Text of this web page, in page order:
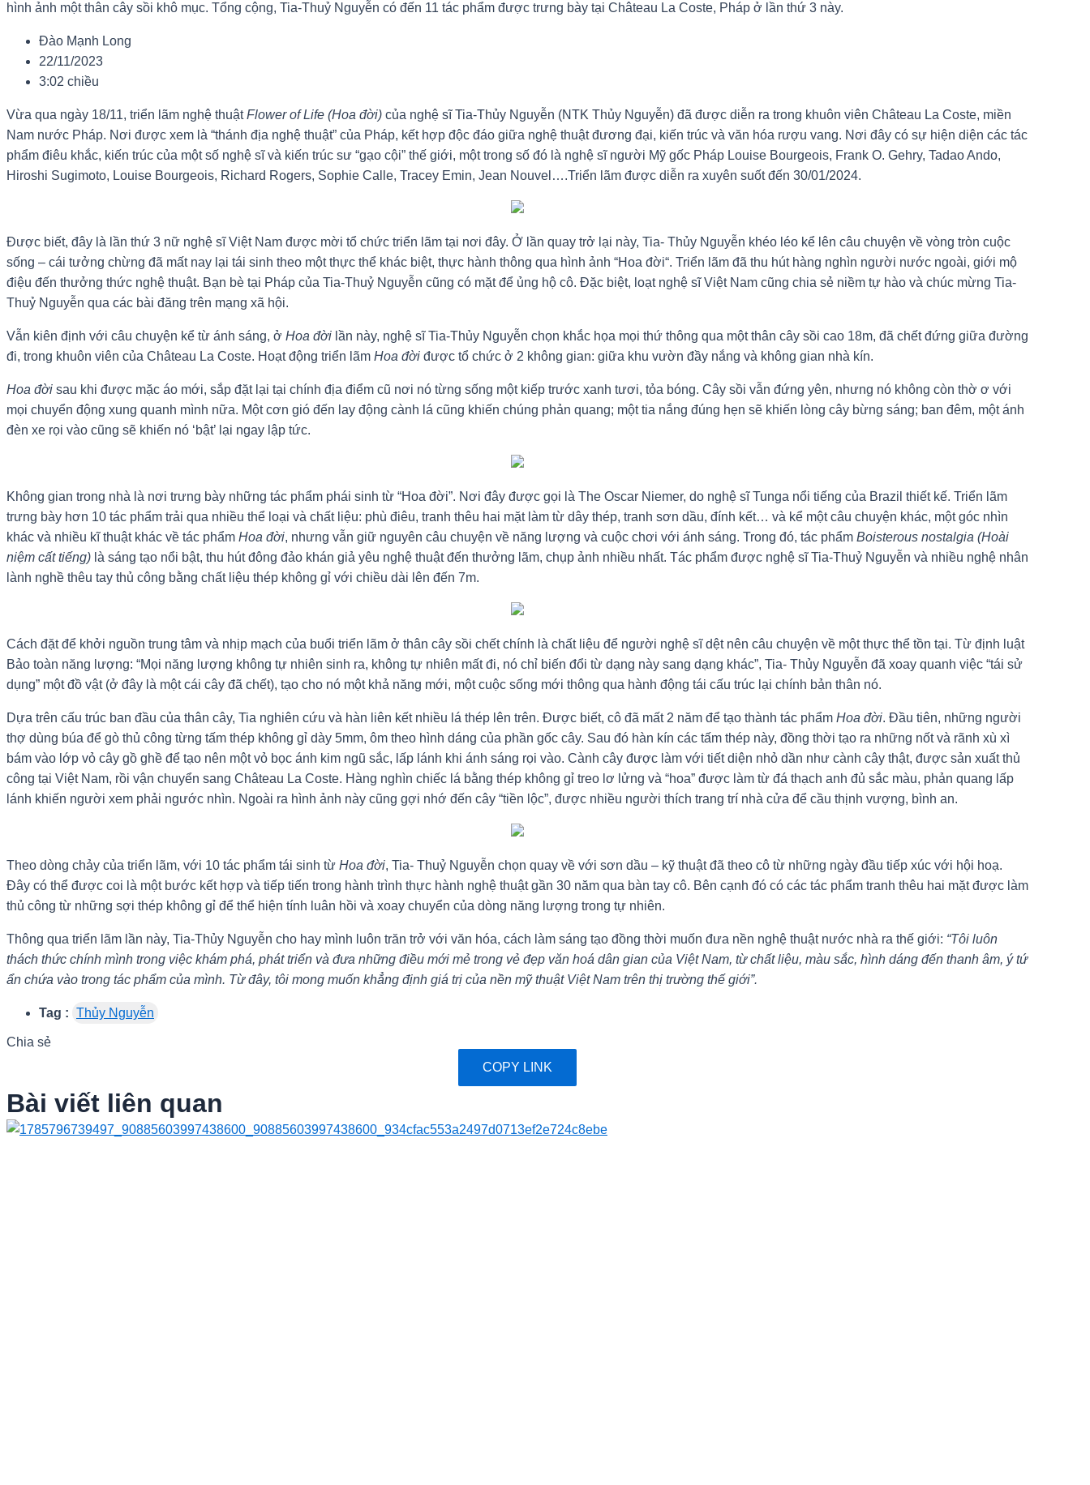
hình ảnh một thân cây sồi khô mục. Tổng cộng, Tia-Thuỷ Nguyễn có đến 11 tác phẩm được trưng bày tại Château La Coste, Pháp ở lần thứ 3 này.
Đào Mạnh Long
22/11/2023
3:02 chiều
Vừa qua ngày 18/11, triển lãm nghệ thuậtFlower of Life (Hoa đời) của nghệ sĩ Tia-Thủy Nguyễn (NTK Thủy Nguyễn) đã được diễn ra trong khuôn viên Château La Coste, miền
Nam nước Pháp. Nơi được xem là “thánh địa nghệ thuật” của Pháp, kết hợp độc đáo giữa nghệ thuật đương đại, kiến trúc và văn hóa rượu vang. Nơi đây có sự hiện diện các tác
phẩm điêu khắc, kiến trúc của một số nghệ sĩ và kiến trúc sư “gạo cội” thế giới, một trong số đó là nghệ sĩ người Mỹ gốc Pháp Louise Bourgeois, Frank O. Gehry, Tadao Ando,
Hiroshi Sugimoto, Louise Bourgeois, Richard Rogers, Sophie Calle, Tracey Emin, Jean Nouvel….Triển lãm được diễn ra xuyên suốt đến 30/01/2024.
Được biết, đây là lần thứ 3 nữ nghệ sĩ Việt Nam được mời tổ chức triển lãm tại nơi đây. Ở lần quay trở lại này, Tia- Thủy Nguyễn khéo léo kể lên câu chuyện về vòng tròn cuộc
sống – cái tưởng chừng đã mất nay lại tái sinh theo một thực thể khác biệt, thực hành thông qua hình ảnh “Hoa đời“. Triển lãm đã thu hút hàng nghìn người nước ngoài, giới mộ
điệu đến thưởng thức nghệ thuật. Bạn bè tại Pháp của Tia-Thuỷ Nguyễn cũng có mặt để ủng hộ cô. Đặc biệt, loạt nghệ sĩ Việt Nam cũng chia sẻ niềm tự hào và chúc mừng Tia-
Thuỷ Nguyễn qua các bài đăng trên mạng xã hội.
Vẫn kiên định với câu chuyện kể từ ánh sáng, ở Hoa đời lần này, nghệ sĩ Tia-Thủy Nguyễn chọn khắc họa mọi thứ thông qua một thân cây sồi cao 18m, đã chết đứng giữa đường
đi, trong khuôn viên của Château La Coste. Hoạt động triển lãm Hoa đời được tổ chức ở 2 không gian: giữa khu vườn đầy nắng và không gian nhà kín.
Hoa đời sau khi được mặc áo mới, sắp đặt lại tại chính địa điểm cũ nơi nó từng sống một kiếp trước xanh tươi, tỏa bóng. Cây sồi vẫn đứng yên, nhưng nó không còn thờ ơ với
mọi chuyển động xung quanh mình nữa. Một cơn gió đến lay động cành lá cũng khiến chúng phản quang; một tia nắng đúng hẹn sẽ khiến lòng cây bừng sáng; ban đêm, một ánh
đèn xe rọi vào cũng sẽ khiến nó ‘bật’ lại ngay lập tức.
Không gian trong nhà là nơi trưng bày những tác phẩm phái sinh từ “Hoa đời”. Nơi đây được gọi là The Oscar Niemer, do nghệ sĩ Tunga nổi tiếng của Brazil thiết kế. Triển lãm
trưng bày hơn 10 tác phẩm trải qua nhiều thể loại và chất liệu: phù điêu, tranh thêu hai mặt làm từ dây thép, tranh sơn dầu, đính kết… và kể một câu chuyện khác, một góc nhìn
khác và nhiều kĩ thuật khác về tác phẩm Hoa đời, nhưng vẫn giữ nguyên câu chuyện về năng lượng và cuộc chơi với ánh sáng. Trong đó, tác phẩm Boisterous nostalgia (Hoài
niệm cất tiếng) là sáng tạo nổi bật, thu hút đông đảo khán giả yêu nghệ thuật đến thưởng lãm, chụp ảnh nhiều nhất. Tác phẩm được nghệ sĩ Tia-Thuỷ Nguyễn và nhiều nghệ nhân
lành nghề thêu tay thủ công bằng chất liệu thép không gỉ với chiều dài lên đến 7m.
Cách đặt để khởi nguồn trung tâm và nhịp mạch của buổi triển lãm ở thân cây sồi chết chính là chất liệu để người nghệ sĩ dệt nên câu chuyện về một thực thể tồn tại. Từ định luật
Bảo toàn năng lượng: “Mọi năng lượng không tự nhiên sinh ra, không tự nhiên mất đi, nó chỉ biến đổi từ dạng này sang dạng khác”, Tia- Thủy Nguyễn đã xoay quanh việc “tái sử
dụng” một đồ vật (ở đây là một cái cây đã chết), tạo cho nó một khả năng mới, một cuộc sống mới thông qua hành động tái cấu trúc lại chính bản thân nó.
Dựa trên cấu trúc ban đầu của thân cây, Tia nghiên cứu và hàn liên kết nhiều lá thép lên trên. Được biết, cô đã mất 2 năm để tạo thành tác phẩm Hoa đời. Đầu tiên, những người
thợ dùng búa để gò thủ công từng tấm thép không gỉ dày 5mm, ôm theo hình dáng của phần gốc cây. Sau đó hàn kín các tấm thép này, đồng thời tạo ra những nốt và rãnh xù xì
bám vào lớp vỏ cây gồ ghề để tạo nên một vỏ bọc ánh kim ngũ sắc, lấp lánh khi ánh sáng rọi vào. Cành cây được làm với tiết diện nhỏ dần như cành cây thật, được sản xuất thủ
công tại Việt Nam, rồi vận chuyển sang Château La Coste. Hàng nghìn chiếc lá bằng thép không gỉ treo lơ lửng và “hoa” được làm từ đá thạch anh đủ sắc màu, phản quang lấp
lánh khiến người xem phải ngước nhìn. Ngoài ra hình ảnh này cũng gợi nhớ đến cây “tiền lộc”, được nhiều người thích trang trí nhà cửa để cầu thịnh vượng, bình an.
Theo dòng chảy của triển lãm, với 10 tác phẩm tái sinh từ Hoa đời, Tia- Thuỷ Nguyễn chọn quay về với sơn dầu – kỹ thuật đã theo cô từ những ngày đầu tiếp xúc với hội hoạ.
Đây có thể được coi là một bước kết hợp và tiếp tiến trong hành trình thực hành nghệ thuật gần 30 năm qua bàn tay cô. Bên cạnh đó có các tác phẩm tranh thêu hai mặt được làm
thủ công từ những sợi thép không gỉ để thể hiện tính luân hồi và xoay chuyển của dòng năng lượng trong tự nhiên.
Thông qua triển lãm lần này, Tia-Thủy Nguyễn cho hay mình luôn trăn trở với văn hóa, cách làm sáng tạo đồng thời muốn đưa nền nghệ thuật nước nhà ra thế giới: “Tôi luôn
thách thức chính mình trong việc khám phá, phát triển và đưa những điều mới mẻ trong vẻ đẹp văn hoá dân gian của Việt Nam, từ chất liệu, màu sắc, hình dáng đến thanh âm, ý tứ
ẩn chứa vào trong tác phẩm của mình. Từ đây, tôi mong muốn khẳng định giá trị của nền mỹ thuật Việt Nam trên thị trường thế giới”.
Tag : Thủy Nguyễn
Chia sẻ
COPY LINK
Bài viết liên quan